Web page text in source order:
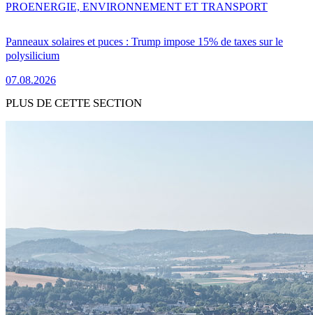
Panneaux solaires et puces : Trump impose 15% de taxes sur le
polysilicium
07.08.2026
PROENERGIE, ENVIRONNEMENT ET TRANSPORT
PLUS DE CETTE SECTION